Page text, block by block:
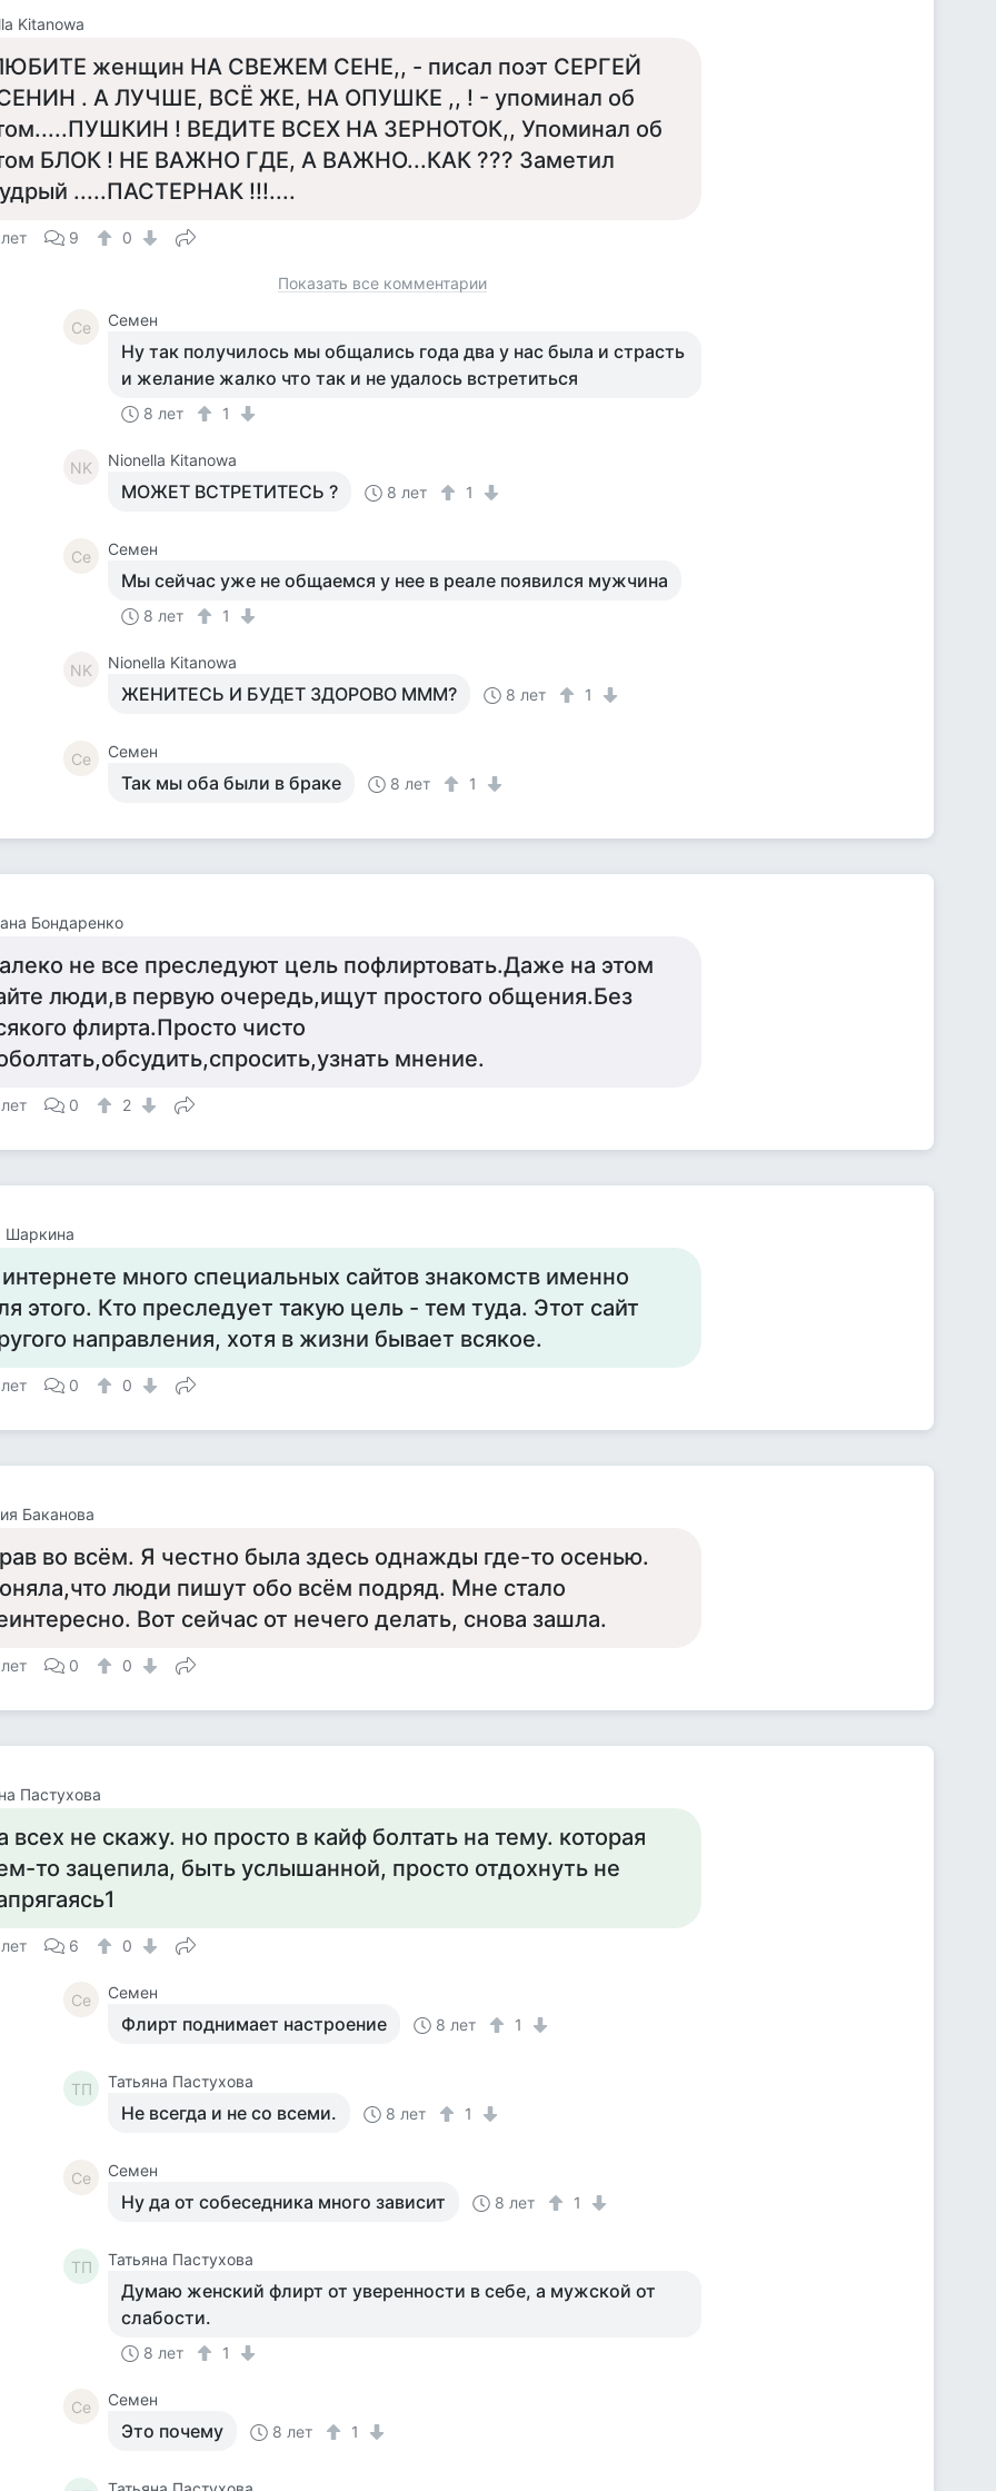
Kitanowa
женщин НА СВЕЖЕМ СЕНЕ,, - писал поэт СЕРГЕЙ
. А ЛУЧШЕ, ВСЁ ЖЕ, НА ОПУШКЕ ,, ! - упоминал об
! ВЕДИТЕ ВСЕХ НА ЗЕРНОТОК,, Упоминал об
БЛОК ! НЕ ВАЖНО ГДЕ, А ВАЖНО...КАК ??? Заметил
.....ПАСТЕРНАК !!!....
9 0
Показать все комментарии
Се Семен
Ну так получилось мы общались года два у нас была и страсть
и желание жалко что так и не удалось встретиться
8 лет 1
NK Nionella Kitanowa
МОЖЕТ ВСТРЕТИТЕСЬ ? 8 лет 1
Се Семен
Мы сейчас уже не общаемся у нее в реале появился мужчина
8 лет 1
NK Nionella Kitanowa
ЖЕНИТЕСЬ И БУДЕТ ЗДОРОВО МММ? 8 лет 1
Се Семен
Так мы оба были в браке 8 лет 1
Бондаренко
не все преследуют цель пофлиртовать.Даже на этом
люди,в первую очередь,ищут простого общения.Без
флирта.Просто чисто
мнение.
0 2
Шаркина
много специальных сайтов знакомств именно
этого. Кто преследует такую цель - тем туда. Этот сайт
направления, хотя в жизни бывает всякое.
0 0
Баканова
во всём. Я честно была здесь однажды где-то осенью.
люди пишут обо всём подряд. Мне стало
Вот сейчас от нечего делать, снова зашла.
0 0
Пастухова
всех не скажу. но просто в кайф болтать на тему. которая
то зацепила, быть услышанной, просто отдохнуть не
6 0
Се Семен
Флирт поднимает настроение 8 лет 1
ТП Татьяна Пастухова
Не всегда и не со всеми. 8 лет 1
Се Семен
Ну да от собеседника много зависит 8 лет 1
ТП Татьяна Пастухова
Думаю женский флирт от уверенности в себе, а мужской от
слабости.
8 лет 1
Се Семен
Это почему 8 лет 1